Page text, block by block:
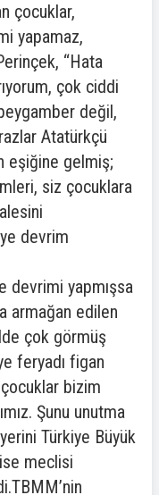
çocuklar,
yapamaz,
“Hata
çok ciddi
değil,
Atatürkçü
eşiğine gelmiş;
siz çocuklara
devrim
devrimi yapmışsa
armağan edilen
çok görmüş
feryadı figan
bizim
Şunu unutma
Türkiye Büyük
meclisi